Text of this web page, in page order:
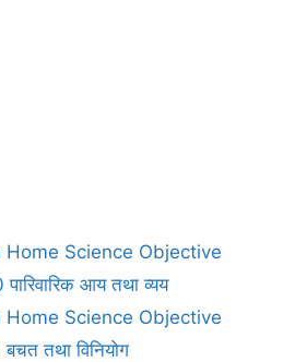
Home Science Objective
आय तथा व्यय
Home Science Objective
तथा विनियोग